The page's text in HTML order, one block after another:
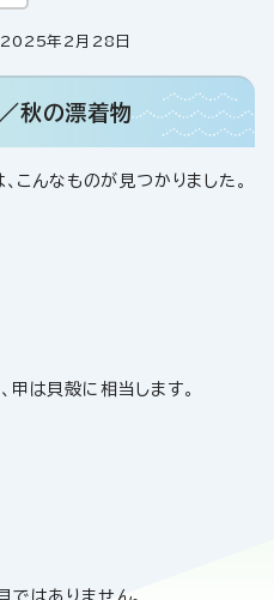
年2月28日
秋の漂着物
んなものが見つかりました。
甲は貝殻に相当します。
ではありません。